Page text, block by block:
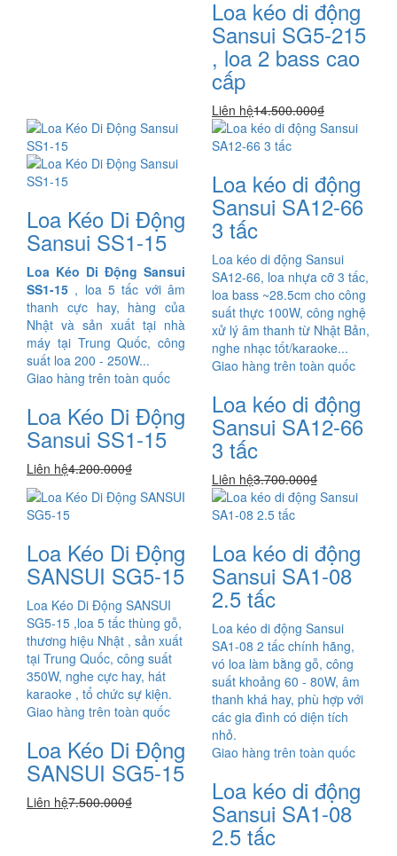
Loa kéo di động
Sansui SG5-215
, loa 2 bass cao
cấp
Liên hệ14.500.000₫
Loa Kéo Di Động
Sansui SS1-15
Loa Kéo Di Động Sansui
SS1-15 , loa 5 tấc với âm
thanh cực hay, hàng của
Nhật và sản xuất tại nhà
máy tại Trung Quốc, công
suất loa 200 - 250W...
Giao hàng trên toàn quốc
Loa Kéo Di Động
Sansui SS1-15
Liên hệ4.200.000₫
Loa kéo di động
Sansui SA12-66
3 tấc
Loa kéo di động Sansui
SA12-66, loa nhựa cỡ 3 tấc,
loa bass ~28.5cm cho công
suất thực 100W, công nghệ
xử lý âm thanh từ Nhật Bản,
nghe nhạc tốt/karaoke...
Giao hàng trên toàn quốc
Loa kéo di động
Sansui SA12-66
3 tấc
Liên hệ3.700.000₫
Loa Kéo Di Động
SANSUI SG5-15
Loa Kéo Di Động SANSUI
SG5-15 ,loa 5 tấc thùng gỗ,
thương hiệu Nhật , sản xuất
tại Trung Quốc, công suất
350W, nghe cực hay, hát
karaoke , tổ chức sự kiện.
Giao hàng trên toàn quốc
Loa Kéo Di Động
SANSUI SG5-15
Liên hệ7.500.000₫
Loa kéo di động
Sansui SA1-08
2.5 tấc
Loa kéo di động Sansui
SA1-08 2 tấc chính hãng,
vó loa làm bằng gỗ, công
suất khoảng 60 - 80W, âm
thanh khá hay, phù hợp với
các gia đình có diện tích
nhỏ.
Giao hàng trên toàn quốc
Loa kéo di động
Sansui SA1-08
2.5 tấc